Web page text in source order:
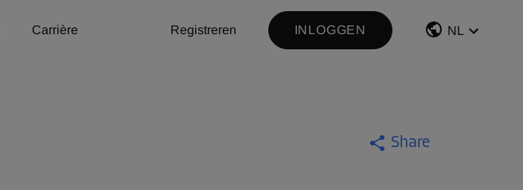
Carrière Registreren INLOGGEN NL
Share